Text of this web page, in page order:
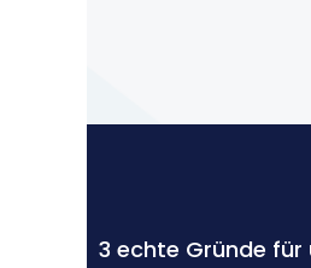
3 echte Gründe für